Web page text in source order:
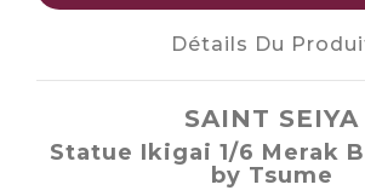
Détails Du
SAINT SEIYA
Statue Ikigai 1/6 Merak
by Tsume